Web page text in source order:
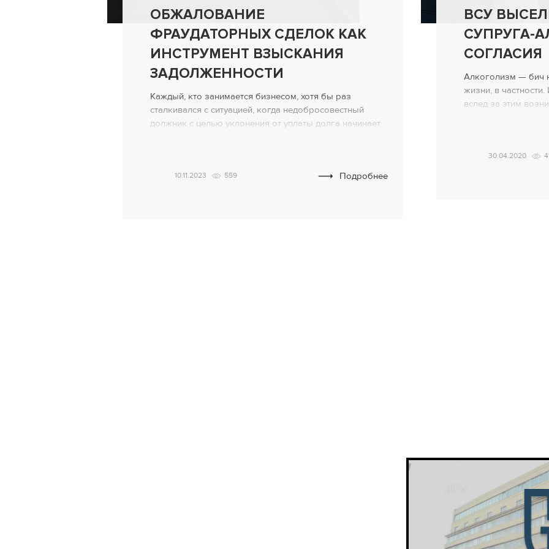
ОБЖАЛОВАНИЕ
ФРАУДАТОРНЫХ СДЕЛОК КАК
ИНСТРУМЕНТ ВЗЫСКАНИЯ
ЗАДОЛЖЕННОСТИ
Каждый, кто занимается бизнесом, хотя бы раз
сталкивался с ситуацией, когда недобросовестный
должник с целью уклонения от уплаты долга начинает
видимых причин и при отсутствии очевидной
10.11.2023 559 Подробнее
ВСУ
СУПРУГА-
СОГЛАСИЯ
Алкоголизм — бич
жизни, в
вслед за этим
Предыстория В
30.04.2020